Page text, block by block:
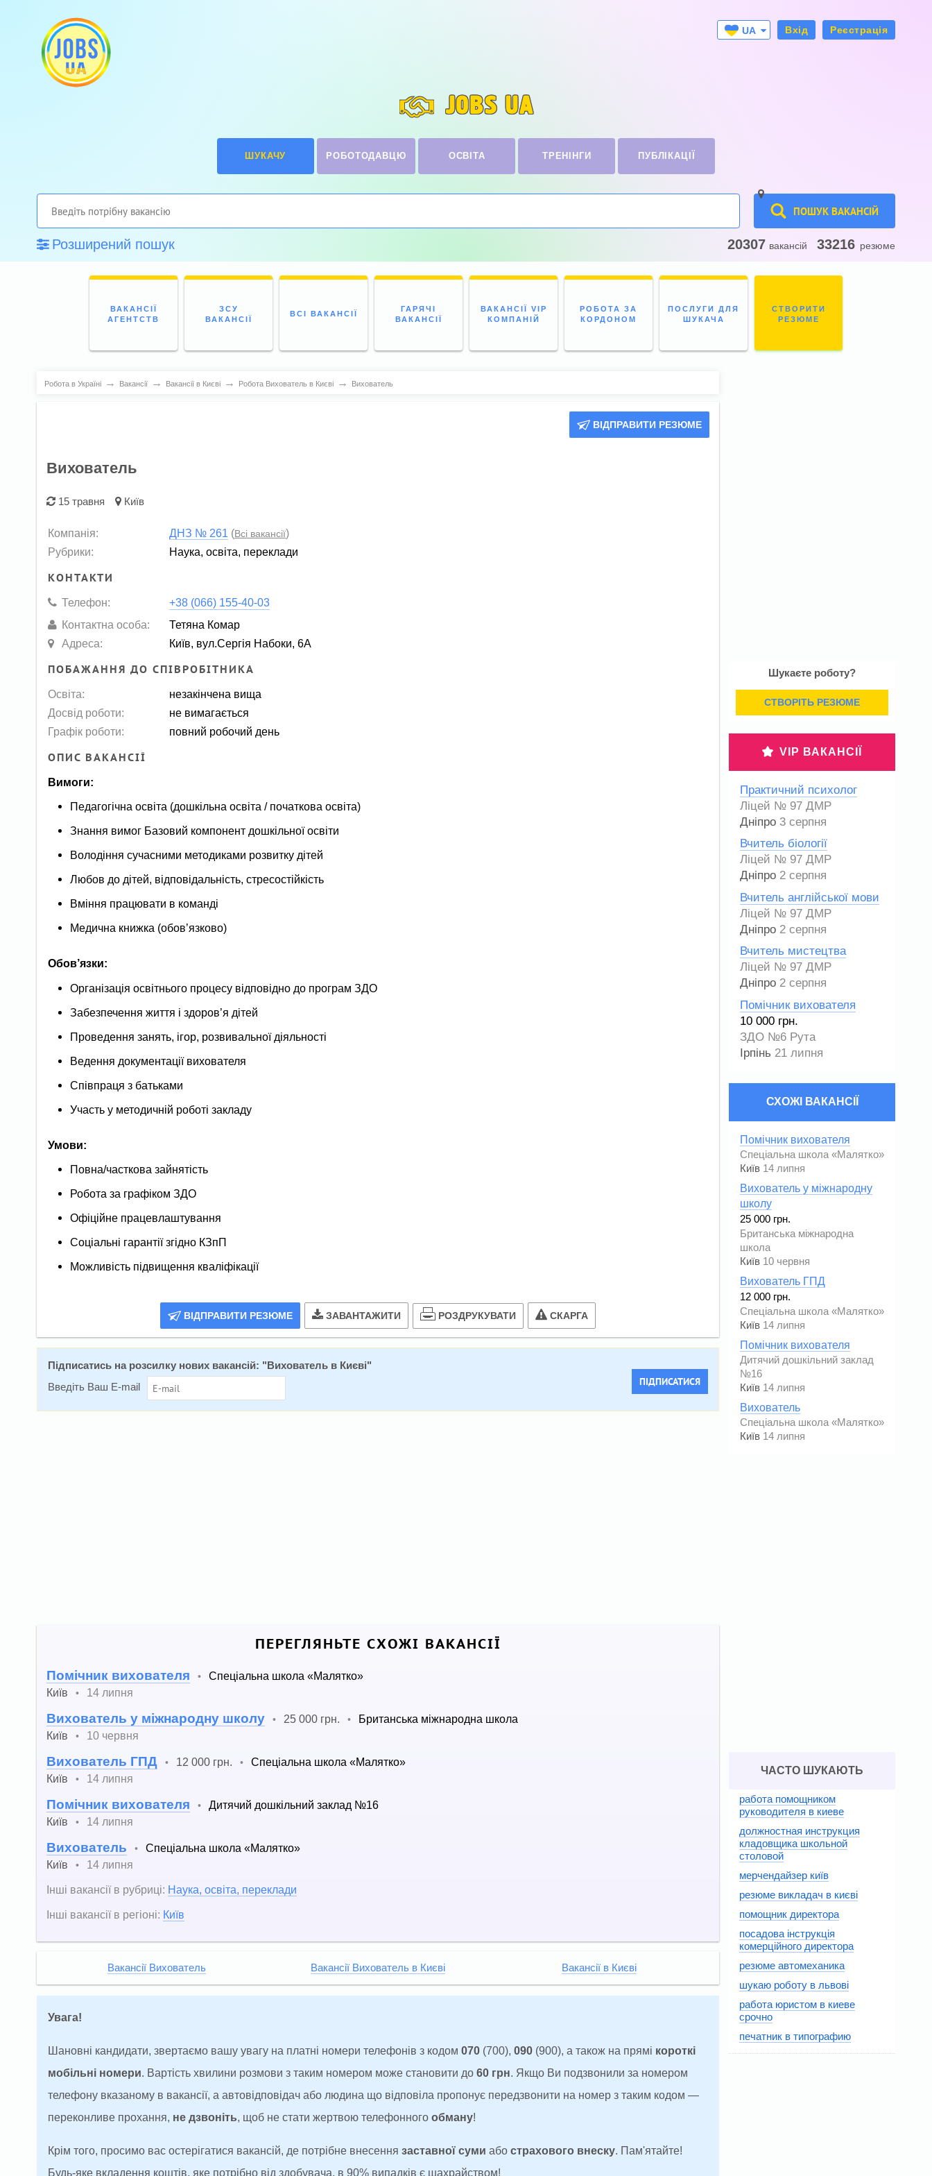
UA
Вхід Реєстрація
JOBS UA
ШУКАЧУ РОБОТОДАВЦЮ ОСВІТА ТРЕНІНГИ ПУБЛІКАЦІЇ
ПОШУК ВАКАНСІЙ
Розширений пошук 20307 вакансій 33216 резюме
ВАКАНСІЇ
АГЕНТСТВ
ЗСУ
ВАКАНСІЇ
ВСІ ВАКАНСІЇ
ГАРЯЧІ
ВАКАНСІЇ
ВАКАНСІЇ VIP
КОМПАНІЙ
РОБОТА ЗА
КОРДОНОМ
ПОСЛУГИ ДЛЯ
ШУКАЧА
СТВОРИТИ
РЕЗЮМЕ
Робота в Україні → Вакансії → Вакансії в Києві → Робота Вихователь в Києві → Вихователь
ВІДПРАВИТИ РЕЗЮМЕ
Вихователь
15 травня Київ
Компанія: ДНЗ № 261 (Всі вакансії)
Рубрики:
Наука, освіта, переклади
КОНТАКТИ
Телефон:
+38 (066) 155-40-03
Контактна особа:
Тетяна Комар
Адреса:
Київ, вул.Сергія Набоки, 6А
ПОБАЖАННЯ ДО СПІВРОБІТНИКА
Освіта:
незакінчена вища
Досвід роботи:
не вимагається
Графік роботи:
повний робочий день
ОПИС ВАКАНСІЇ
Вимоги:
Педагогічна освіта (дошкільна освіта / початкова освіта)
Знання вимог Базовий компонент дошкільної освіти
Володіння сучасними методиками розвитку дітей
Любов до дітей, відповідальність, стресостійкість
Вміння працювати в команді
Медична книжка (обов’язково)
Обов’язки:
Організація освітнього процесу відповідно до програм ЗДО
Забезпечення життя і здоров’я дітей
Проведення занять, ігор, розвивальної діяльності
Ведення документації вихователя
Співпраця з батьками
Участь у методичній роботі закладу
Умови:
Повна/часткова зайнятість
Робота за графіком ЗДО
Офіційне працевлаштування
Соціальні гарантії згідно КЗпП
Можливість підвищення кваліфікації
ВІДПРАВИТИ РЕЗЮМЕ ЗАВАНТАЖИТИ РОЗДРУКУВАТИ СКАРГА
Підписатись на розсилку нових вакансій: " Вихователь в Києві"
Введіть Ваш E-mail
ПІДПИСАТИСЯ
ПЕРЕГЛЯНЬТЕ СХОЖІ ВАКАНСІЇ
Помічник вихователя •
Спеціальна школа «Малятко»
Київ
• 14 липня
Вихователь у міжнародну школу • 25 000 грн. •
Британська міжнародна школа
Київ
• 10 червня
Вихователь ГПД • 12 000 грн. •
Спеціальна школа «Малятко»
Київ
• 14 липня
Помічник вихователя •
Дитячий дошкільний заклад №16
Київ
• 14 липня
Вихователь •
Спеціальна школа «Малятко»
Київ
•
14 липня
Інші вакансії в рубриці: Наука, освіта, переклади
Інші вакансії в регіоні: Київ
Вакансії Вихователь Вакансії Вихователь в Києві Вакансії в Києві
Увага!
Шановні кандидати, звертаємо вашу увагу на платні номери телефонів з кодом 070 (700), 090 (900), а також на прямі короткі
мобільні номери. Вартість хвилини розмови з таким номером може становити до 60 грн. Якщо Ви подзвонили за номером
телефону вказаному в вакансії, а автовідповідач або людина що відповіла пропонує передзвонити на номер з таким кодом —
переконливе прохання, не дзвоніть, щоб не стати жертвою телефонного обману!
Крім того, просимо вас остерігатися вакансій, де потрібне внесення заставної суми або страхового внеску. Пам'ятайте!
Будь-яке вкладення коштів, яке потрібно від здобувача, в 90% випадків є шахрайством!
Шукаєте роботу?
СТВОРІТЬ РЕЗЮМЕ
VIP ВАКАНСІЇ
Практичний психолог
Ліцей № 97 ДМР
Дніпро 3 серпня
Вчитель біології
Ліцей № 97 ДМР
Дніпро 2 серпня
Вчитель англійської мови
Ліцей № 97 ДМР
Дніпро 2 серпня
Вчитель мистецтва
Ліцей № 97 ДМР
Дніпро 2 серпня
Помічник вихователя
10 000 грн.
ЗДО №6 Рута
Ірпінь 21 липня
СХОЖІ ВАКАНСІЇ
Помічник вихователя
Спеціальна школа «Малятко»
Київ 14 липня
Вихователь у міжнародну
школу
25 000 грн.
Британська міжнародна
школа
Київ 10 червня
Вихователь ГПД
12 000 грн.
Спеціальна школа «Малятко»
Київ 14 липня
Помічник вихователя
Дитячий дошкільний заклад
№16
Київ 14 липня
Вихователь
Спеціальна школа «Малятко»
Київ 14 липня
ЧАСТО ШУКАЮТЬ
работа помощником
руководителя в киеве
должностная инструкция
кладовщика школьной
столовой
мерчендайзер київ
резюме викладач в києві
помощник директора
посадова інструкція
комерційного директора
резюме автомеханика
шукаю роботу в львові
работа юристом в киеве
срочно
печатник в типографию